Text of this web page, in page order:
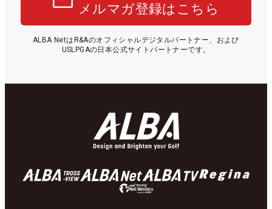
メルマガ登録はこちら
ALBA NetはR&Aのオフィシャルデジタルパートナー、および
USLPGAの日本公式サイトパートナーです。